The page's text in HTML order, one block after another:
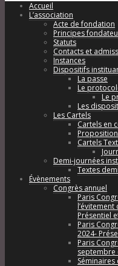
Accueil
L’association
Acte de fondation
Principes
Statuts
Contacts et
Instances
Dispositifs
La passe
Le
Le
Les
Les Cartels
Cartels en
Cartels
Demi-journées
Textes
Évènements
Congrès annuel
Paris
Présentiel
Paris
2024-
Paris
septembre
Séminaires